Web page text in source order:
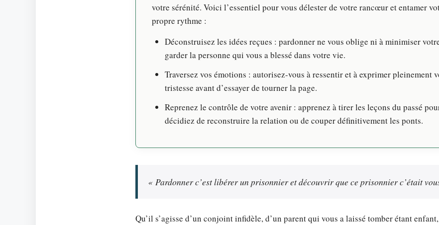
votre sérénité. Voici l’essentiel pour vous délester de votre rancœur et entamer
propre rythme :
Déconstruisez les idées reçues : pardonner ne vous oblige ni à minimiser
garder la personne qui vous a blessé dans votre vie.
Traversez vos émotions : autorisez-vous à ressentir et à exprimer pleinement
tristesse avant d’essayer de tourner la page.
Reprenez le contrôle de votre avenir : apprenez à tirer les leçons du passé
décidiez de reconstruire la relation ou de couper définitivement les ponts.
« Pardonner c’est libérer un prisonnier et découvrir que ce prisonnier c’était
Qu’il s’agisse d’un conjoint infidèle, d’un parent qui vous a laissé tomber étant